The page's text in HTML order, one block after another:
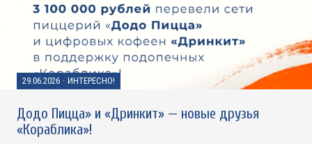
29.06.2026 · ИНТЕРЕСНО!
Додо Пицца» и «Дринкит» — новые друзья
«Кораблика»!